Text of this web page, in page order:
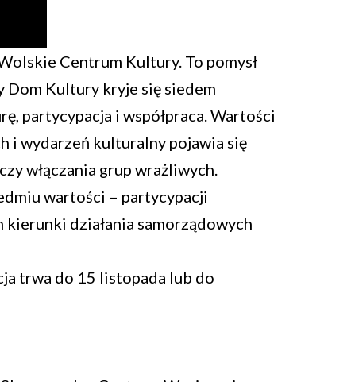
Centrum Kultury. To pomysł
Dom Kultury kryje się siedem
partycypacja i współpraca. Wartości
i wydarzeń kulturalny pojawia się
włączania grup wrażliwych.
wartości – partycypacji
działania samorządowych
trwa do 15 listopada lub do